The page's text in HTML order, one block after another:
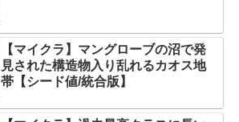
【マイクラ】マングローブの沼で発
見された構造物入り乱れるカオス地
帯【シード値/統合版】